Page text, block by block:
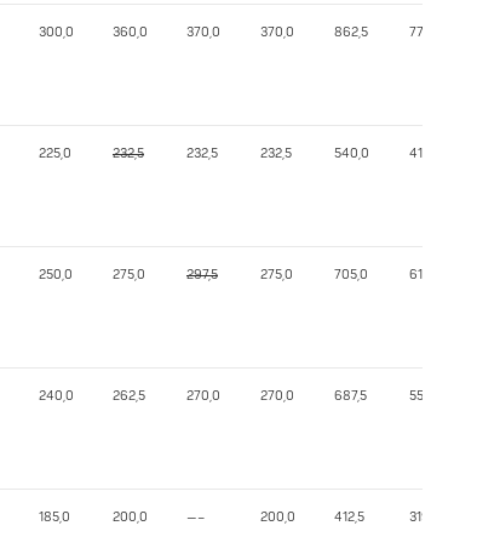
300,0 360,0 370,0 370,0 862,5 776,11
225,0 232,5 232,5 232,5 540,0 419,14
250,0 275,0 297,5 275,0 705,0 611,05
240,0 262,5 270,0 270,0 687,5 557,54
185,0 200,0 —– 200,0 412,5 319,93